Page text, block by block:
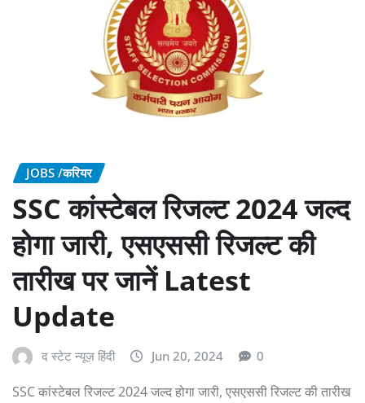
JOBS /करियर
SSC कांस्टेबल रिजल्ट 2024 जल्द
होगा जारी, एसएससी रिजल्ट की
तारीख पर जानें Latest
Update
द स्टेट न्यूज़ हिंदी Jun 20, 2024 0
SSC कांस्टेबल रिजल्ट 2024 जल्द होगा जारी, एसएससी रिजल्ट की तारीख